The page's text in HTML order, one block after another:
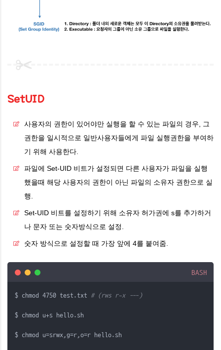
SetUID
사용자의 권한이 있어야만 실행을 할 수 있는 파일의 경우, 그
권한을 일시적으로 일반사용자들에게 파일 실행권한을 부여하
기 위해 사용한다.
파일에 Set-UID 비트가 설정되면 다른 사용자가 파일을 실행
했을때 해당 사용자의 권한이 아닌 파일의 소유자 권한으로 실
행.
Set-UID 비트를 설정하기 위해 소유자 허가권에 s를 추가하거
나 문자 또는 숫자방식으로 설정.
숫자 방식으로 설정할 때 가장 앞에 4를 붙여줌.
BASH
$ chmod 4750 test.txt # (rws r-x ---)
$ chmod u+s hello.sh
$ chmod u=srwx,g=r,o=r hello.sh